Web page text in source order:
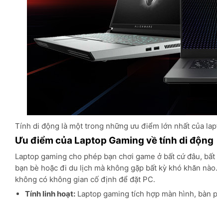
Tính di động là một trong những ưu điểm lớn nhất của
Ưu điểm của Laptop Gaming về tính di động
Laptop gaming cho phép bạn chơi game ở bất cứ đâu,
bạn bè hoặc đi du lịch mà không gặp bất kỳ khó khăn
không có không gian cố định để đặt PC.
Tính linh hoạt:Laptop gaming tích hợp màn hình, bàn